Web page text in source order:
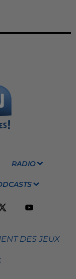
RADIO
DES JEUX